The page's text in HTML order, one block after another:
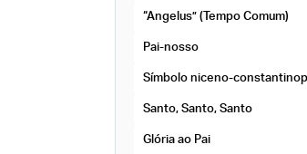
“Angelus” (Tempo Comum)
Pai-nosso
Santo, Santo, Santo
Glória ao Pai